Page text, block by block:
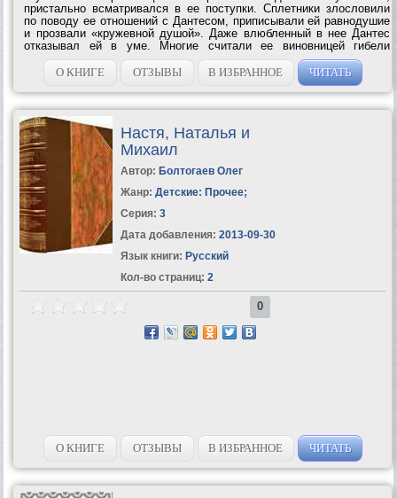
пристально всматривался в ее поступки. Сплетники злословили
по поводу ее отношений с Дантесом, приписывали ей равнодушие
и прозвали «кружевной душой». Даже влюбленный в нее Дантес
отказывал ей в уме. Многие считали ее виновницей гибели
Пушкина. Сам же он называл Натали не только своей Мадонной,
но также «женкой» и...
О КНИГЕ ОТЗЫВЫ В ИЗБРАННОЕ ЧИТАТЬ
Настя, Наталья и
Михаил
Автор: Болтогаев Олег
Жанр: Детские: Прочее;
Серия: 3
Дата добавления: 2013-09-30
Язык книги: Русский
Кол-во страниц: 2
0
О КНИГЕ ОТЗЫВЫ В ИЗБРАННОЕ ЧИТАТЬ